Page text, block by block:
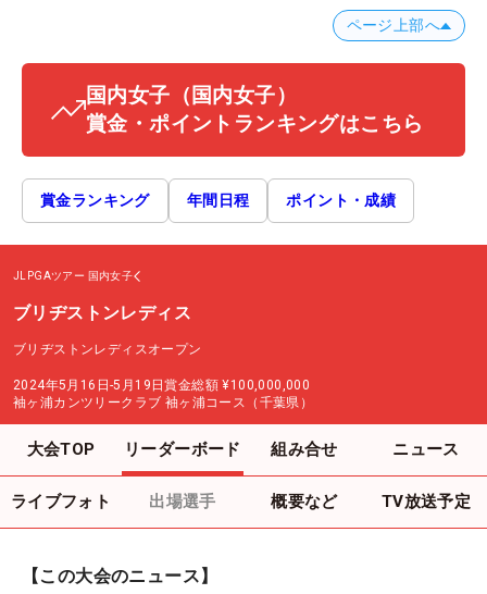
ページ上部へ
国内女子 （国内女子）
賞金・ポイントランキングはこちら
賞金ランキング 年間日程 ポイント・成績
JLPGAツアー 国内女子
ブリヂストンレディス
ブリヂストンレディスオープン
2024年5月16日-5月19日賞金総額 ¥100,000,000
袖ヶ浦カンツリークラブ 袖ヶ浦コース（千葉県）
大会TOP リーダーボード 組み合せ ニュース
ライブフォト 出場選手 概要など TV放送予定
【この大会のニュース】